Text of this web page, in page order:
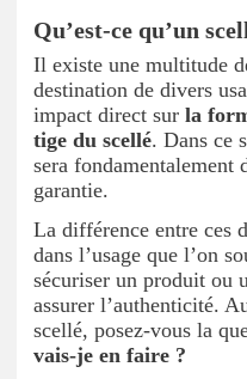
Qu’est-ce qu’un
Il existe une multitude
destination de divers
impact direct sur la
tige du scellé. Dans ce
sera fondamentalement
garantie.
La différence entre ces
dans l’usage que l’on
sécuriser un produit ou
assurer l’authenticité.
scellé, posez-vous la
vais-je en faire ?